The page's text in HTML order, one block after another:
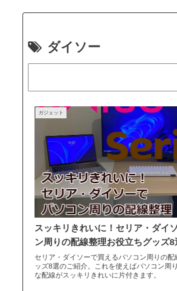
ダイソー
ガジェット
スッキリきれいに！セリア・ダイ
ン周りの配線整理お役立ちグッズ8
セリア・ダイソーで買えるパソコン周りの
ッズ8選のご紹介。これを使えばパソコン周
な配線がスッキリきれいに片付きます。